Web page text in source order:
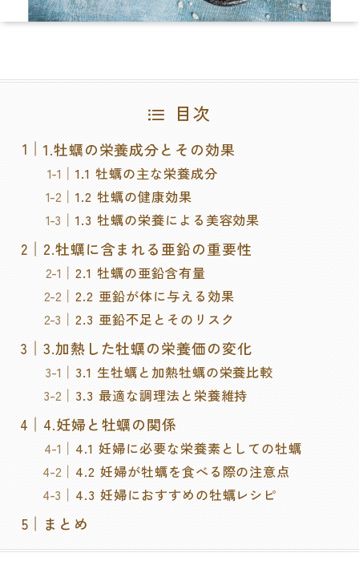
目次
1.牡蠣の栄養成分とその効果
1.1 牡蠣の主な栄養成分
1.2 牡蠣の健康効果
1.3 牡蠣の栄養による美容効果
2.牡蠣に含まれる亜鉛の重要性
2.1 牡蠣の亜鉛含有量
2.2 亜鉛が体に与える効果
2.3 亜鉛不足とそのリスク
3.加熱した牡蠣の栄養価の変化
3.1 生牡蠣と加熱牡蠣の栄養比較
3.3 最適な調理法と栄養維持
4.妊婦と牡蠣の関係
4.1 妊婦に必要な栄養素としての牡蠣
4.2 妊婦が牡蠣を食べる際の注意点
4.3 妊婦におすすめの牡蠣レシピ
まとめ